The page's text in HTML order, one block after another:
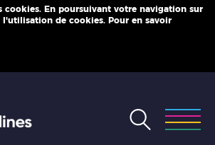
cookies. En poursuivant votre navigation sur
l'utilisation de cookies. Pour en savoir